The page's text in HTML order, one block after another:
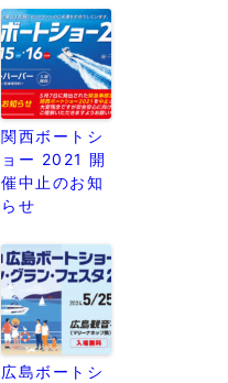
関西ボートシ
ョー 2021 開
催中止のお知
らせ
広島ボートシ